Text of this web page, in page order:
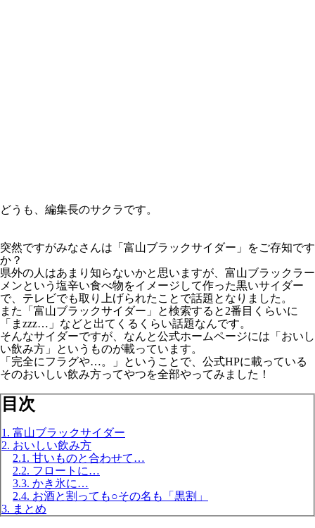
どうも、編集長のサクラです。
突然ですがみなさんは「富山ブラックサイダー」をご存知です
か？
県外の人はあまり知らないかと思いますが、富山ブラックラー
メンという塩辛い食べ物をイメージして作った黒いサイダー
で、テレビでも取り上げられたことで話題となりました。
また「富山ブラックサイダー」と検索すると2番目くらいに
「まzzz…」などと出てくるくらい話題なんです。
そんなサイダーですが、なんと公式ホームページには「おいし
い飲み方」というものが載っています。
「完全にフラグや…。」ということで、公式HPに載っている
そのおいしい飲み方ってやつを全部やってみました！
目次
1. 富山ブラックサイダー
2. おいしい飲み方
2.1. 甘いものと合わせて…
2.2. フロートに…
3.3. かき氷に…
2.4. お酒と割っても○その名も「黒割」
3. まとめ